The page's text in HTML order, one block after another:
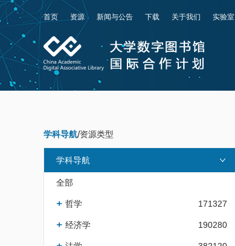
首页 资源 新闻与公告 下载 关于我们 实验室
学科导航/资源类型
学科导航
全部
哲学 171327
经济学 190280